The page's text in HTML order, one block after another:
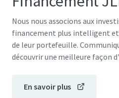
Nous nous associons aux
financement plus intelligent
de leur portefeuille.
découvrir une meilleure façon
En savoir plus